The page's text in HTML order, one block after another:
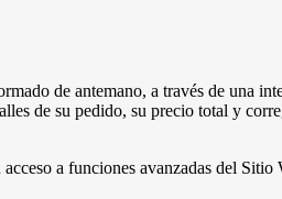
de antemano, a través de una
de su pedido, su precio total y
a funciones avanzadas del